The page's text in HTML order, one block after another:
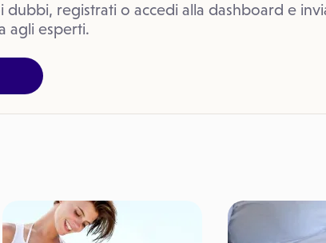
dubbi, registrati o accedi alla dashboard e
agli esperti.